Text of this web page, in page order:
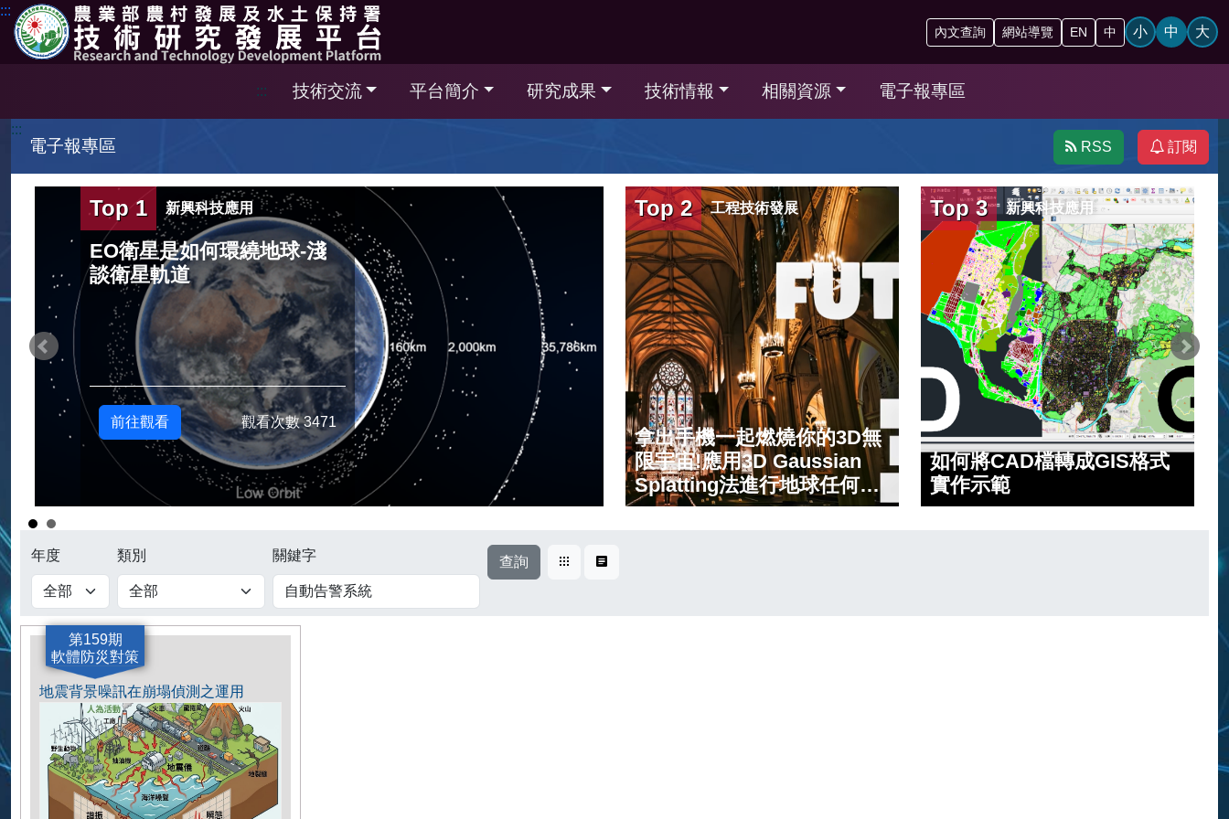
跳到主要內容區塊
內文查詢 網站導覽 EN 中 小 中 大
::: 技術交流 平台簡介 研究成果 技術情報 相關資源 電子報專區
:::
電子報專區 RSS 訂閱
:::
燃燒你的3D無
Gaussian
行地球任何角
的AI手機建模
Top 3 新興科技應用
如何將CAD檔轉成GIS格式
實作示範
前瞻策略與管理
運用指尖上的便利，全面解
析行動水保服務網
觀看次數 163
第166期 前瞻策
守護坡地安全：
年度 類別 關鍵字 查詢 卡片式表格式
第159期
軟體防災對策
地震背景噪訊在崩塌偵測之運用